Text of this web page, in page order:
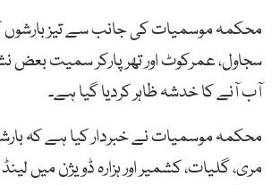
محکمہ موسمیات کی جانب سے تیز
سجاول، عمرکوٹ اور تھرپارکر سمیت بعض
آب آنے کا خدشہ ظاہر کردیا گیا ہے۔
محکمہ موسمیات نے خبردار کیا ہے کہ
مری، گلیات، کشمیر اور ہزارہ ڈویژن میں